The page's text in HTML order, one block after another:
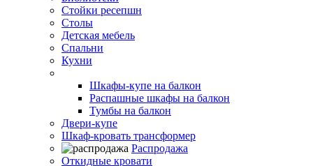
Стойки ресепшн
Столы
Детская мебель
Спальни
Кухни
Шкафы-купе на балкон
Распашные шкафы на балкон
Тумбы на балкон
Двери-купе
Шкаф-кровать трансформер
Распродажа
Откидные кровати